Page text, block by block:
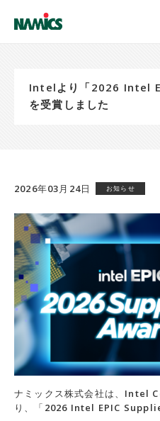
Intelより「2026 Intel
を受賞しました
2026年03月24日 お知らせ
ナミックス株式会社は、Intel
り、「2026 Intel EPIC